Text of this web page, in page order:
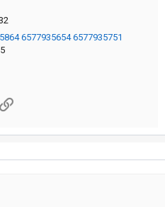
6577935654 6577935751
почта
Ссылка